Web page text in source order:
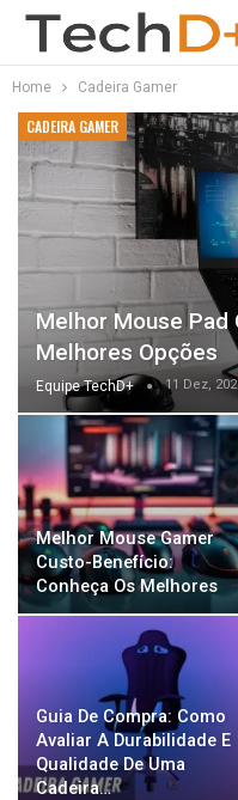
Home Cadeira Gamer
CADEIRA GAMER
Melhor Mouse Pad
Melhores Opções
Equipe TechD+ 11 Dez,
Melhor Mouse Gamer
Custo-Benefício:
Conheça Os Melhores
Guia De Compra: Como
Avaliar A Durabilidade E
Qualidade De Uma
Cadeira…